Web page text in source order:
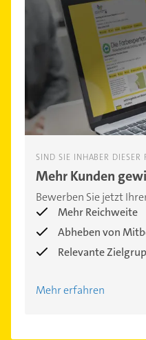
SIND SIE INHABER DIESER
Mehr Kunden
Bewerben Sie jetzt
Mehr Reichweite
Abheben von
Relevante
Mehr erfahren